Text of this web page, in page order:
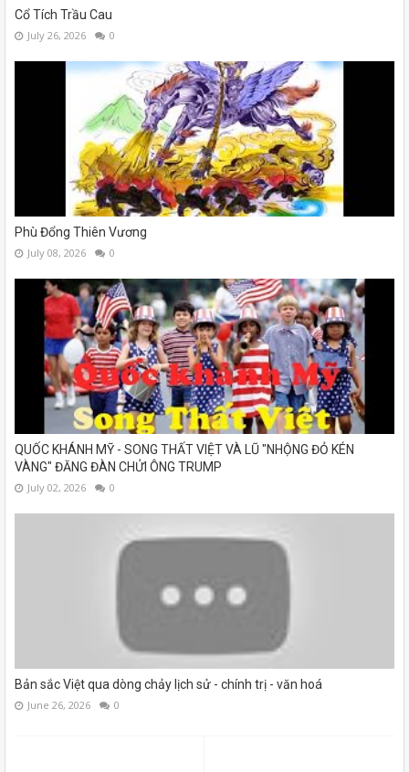
Cổ Tích Trầu Cau
July 26, 2026 0
Phù Đổng Thiên Vương
July 08, 2026 0
QUỐC KHÁNH MỸ - SONG THẤT VIỆT VÀ LŨ "NHỘNG ĐỎ KÉN
VÀNG" ĐĂNG ĐÀN CHỬI ÔNG TRUMP
July 02, 2026 0
Bản sắc Việt qua dòng chảy lịch sử - chính trị - văn hoá
June 26, 2026 0